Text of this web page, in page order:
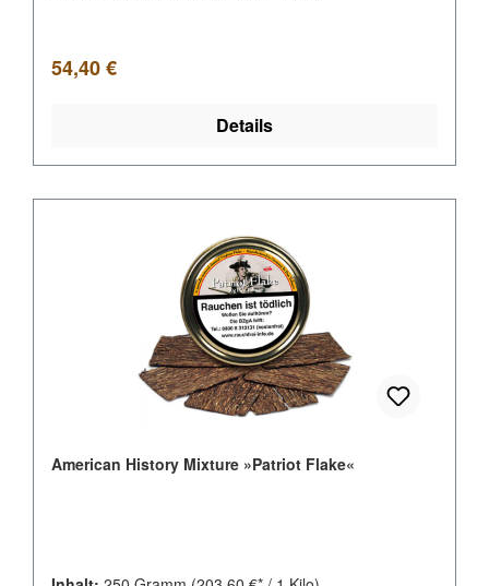
Regulärer Preis:
54,40 €
Details
American History Mixture »Patriot Flake«